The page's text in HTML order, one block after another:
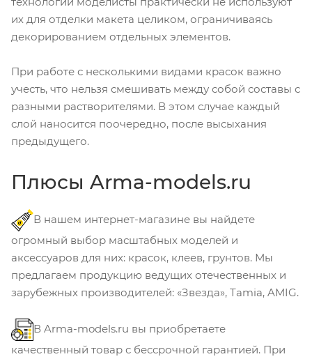
их для отделки макета целиком, ограничиваясь
декорированием отдельных элементов.
При работе с несколькими видами красок важно
учесть, что нельзя смешивать между собой составы с
разными растворителями. В этом случае каждый
слой наносится поочередно, после высыхания
предыдущего.
Плюсы Arma-models.ru
В нашем интернет-магазине вы найдете
огромный выбор масштабных моделей и
аксессуаров для них: красок, клеев, грунтов. Мы
предлагаем продукцию ведущих отечественных и
зарубежных производителей: «Звезда», Tamia, AMIG.
В Arma-models.ru вы приобретаете
качественный товар с бессрочной гарантией. При